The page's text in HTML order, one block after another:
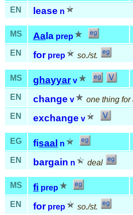
EN lease n
MS Aa la prep
EN for prep so./st.
MS ghayyar v
EN change v
one thing for
EN
exchange v
EG fisaal n
EN bargain n deal
MS fi prep
EN for prep so./st.